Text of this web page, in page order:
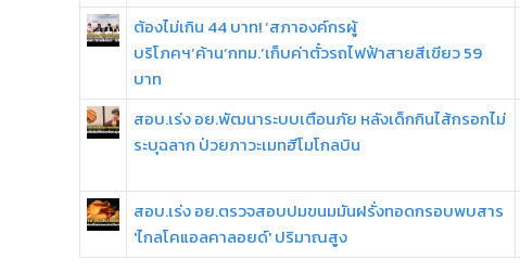
ต้องไม่เกิน 44 บาท! ‘สภาองค์กรผู้
บริโภคฯ’ค้าน‘กทม.’เก็บค่าตั๋วรถไฟฟ้าสายสีเขียว 59
บาท
สอบ.เร่ง อย.พัฒนาระบบเตือนภัย หลังเด็กกินไส้กรอกไม่
ระบุฉลาก ป่วยภาวะเมทฮีโมโกลบิน
สอบ.เร่ง อย.ตรวจสอบปมขนมมันฝรั่งทอดกรอบพบสาร
'ไกลโคแอลคาลอยด์' ปริมาณสูง